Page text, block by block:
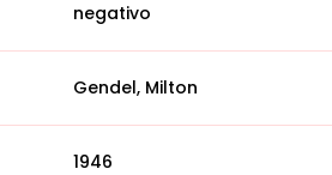
negativo
Gendel, Milton
1946